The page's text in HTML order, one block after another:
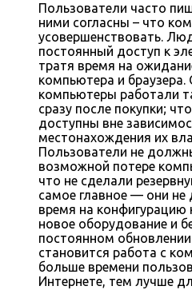
Пользователи часто
ними согласны – что
усовершенствовать.
постоянный доступ к
тратя время на
компьютера и
компьютеры работали
сразу после покупки;
доступны вне
местонахождения их
Пользователи не
возможной потере
что не сделали
самое главное — они
время на
новое оборудование и
постоянном
становится работа с
больше времени
Интернете, тем лучше